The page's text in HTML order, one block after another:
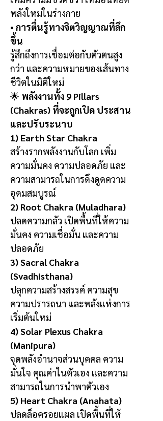
พลังใหม่ในร่างกาย
• การตื่นรู้ทางจิตวิญญาณที่ลึก
ขึ้น
รู้สึกถึงการเชื่อมต่อกับตัวตนสูง
กว่า และความหมายของเส้นทาง
ชีวิตในมิติใหม่
🌟 พลังงานทั้ง 9 Pillars
(Chakras) ที่จะถูกเปิด ประสาน
และปรับระนาบ
1) Earth Star Chakra
สร้างรากพลังงานกับโลก เพิ่ม
ความมั่นคง ความปลอดภัย และ
ความสามารถในการดึงดูดความ
อุดมสมบูรณ์
2) Root Chakra (Muladhara)
ปลดความกลัว เปิดพื้นที่ให้ความ
มั่นคง ความเชื่อมั่น และความ
ปลอดภัย
3) Sacral Chakra
(Svadhisthana)
ปลุกความสร้างสรรค์ ความสุข
ความปรารถนา และพลังแห่งการ
เริ่มต้นใหม่
4) Solar Plexus Chakra
(Manipura)
จุดพลังอำนาจส่วนบุคคล ความ
มั่นใจ คุณค่าในตัวเอง และความ
สามารถในการนำพาตัวเอง
5) Heart Chakra (Anahata)
ปลดล็อครอยแผล เปิดพื้นที่ให้